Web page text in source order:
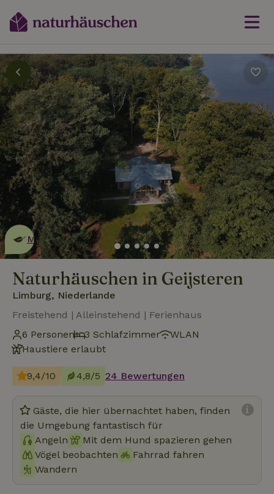
Dies ist ein
umweltschonendes
Naturhäuschen
Mehr erfahren
Naturhäuschen in Geijsteren
Limburg, Niederlande
Freistehend | Alleinstehend | Ferienhaus
6 Personen
3 Schlafzimmer
WLAN
Haustiere erlaubt
9,4/10 4,8/5 24 Bewertungen
Gäste, die hier übernachtet haben, finden
die Umgebung fantastisch für
Angeln
Mit dem Hund spazieren gehen
Vögel beobachten
Fahrrad fahren
Wandern